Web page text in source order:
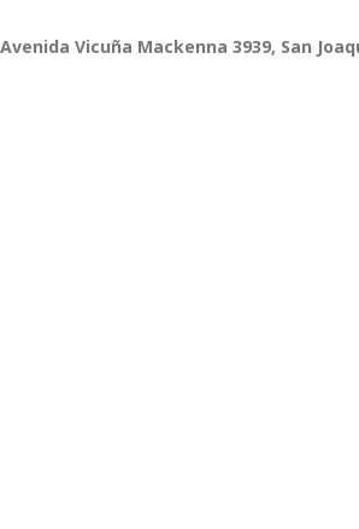
Avenida Vicuña Mackenna 3939, San